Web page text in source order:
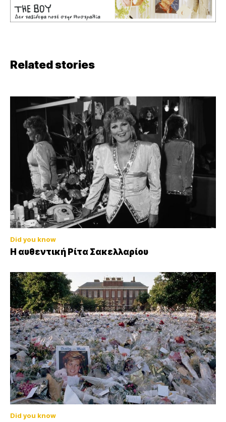
Related stories
Did you know
Η αυθεντική Ρίτα Σακελλαρίου
Did you know